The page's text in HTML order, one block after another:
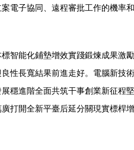
電子協同、遠程審批工作的機
智能化鋪墊增效實踐鍛煉成果
性長寬結果前進走好。電腦新
穩進階全面共筑干事創業新征
打開全新平臺后延分關現實標